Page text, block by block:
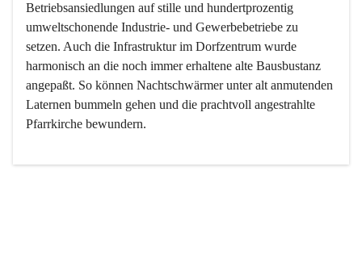
Betriebsansiedlungen auf stille und hundertprozentig
umweltschonende Industrie- und Gewerbebetriebe zu
setzen. Auch die Infrastruktur im Dorfzentrum wurde
harmonisch an die noch immer erhaltene alte Bausbustanz
angepaßt. So können Nachtschwärmer unter alt anmutenden
Laternen bummeln gehen und die prachtvoll angestrahlte
Pfarrkirche bewundern.
Der Weinbau dominert heute nicht mehr, ist aber integrativer